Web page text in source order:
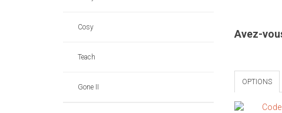
Cosy
Teach
Gone II
Avez-
OPTIONS